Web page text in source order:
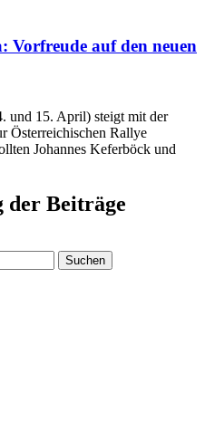
auf den neuen
und 15. April) steigt mit der
Österreichischen Rallye
Johannes Keferböck und
der Beiträge